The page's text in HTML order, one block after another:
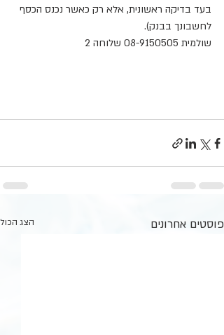
בעד בדיקה ראשונית, אלא רק כאשר נכנס הכסף
לחשבונך בבנק).
שולמית 08-9150505 שלוחה 2
פוסטים אחרונים הצג הכול